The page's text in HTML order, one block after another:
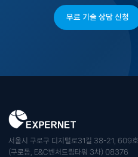
무료 기술 상담 신청
서울시 구로구 디지털로31길 38-21, 609호
(구로동, E&C벤처드림타워 3차) 08376